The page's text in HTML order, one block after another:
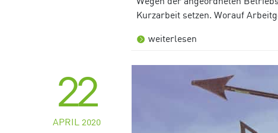
Kurzarbeit setzen. Worauf
weiterlesen
22
APRIL 2020